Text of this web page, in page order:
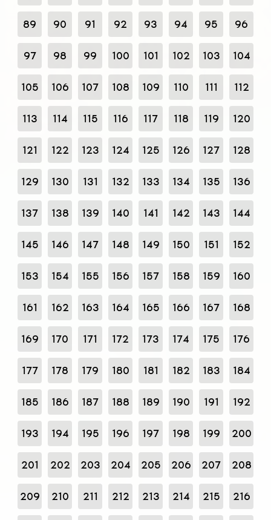
89 90 91 92 93 94 95 96
97 98 99 100 101 102 103 104
105 106 107 108 109 110 111 112
113 114 115 116 117 118 119 120
121 122 123 124 125 126 127 128
129 130 131 132 133 134 135 136
137 138 139 140 141 142 143 144
145 146 147 148 149 150 151 152
153 154 155 156 157 158 159 160
161 162 163 164 165 166 167 168
169 170 171 172 173 174 175 176
177 178 179 180 181 182 183 184
185 186 187 188 189 190 191 192
193 194 195 196 197 198 199 200
201 202 203 204 205 206 207 208
209 210 211 212 213 214 215 216